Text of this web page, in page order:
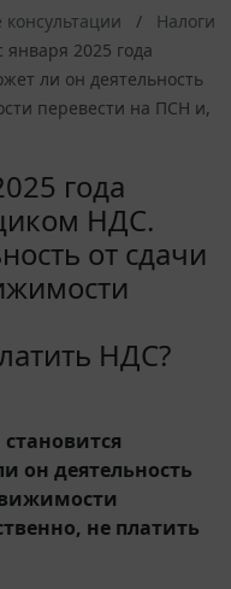
Налоги
2025 года
ли он деятельность
перевести на ПСН и,
года
НДС.
от сдачи
НДС?
он деятельность
не платить